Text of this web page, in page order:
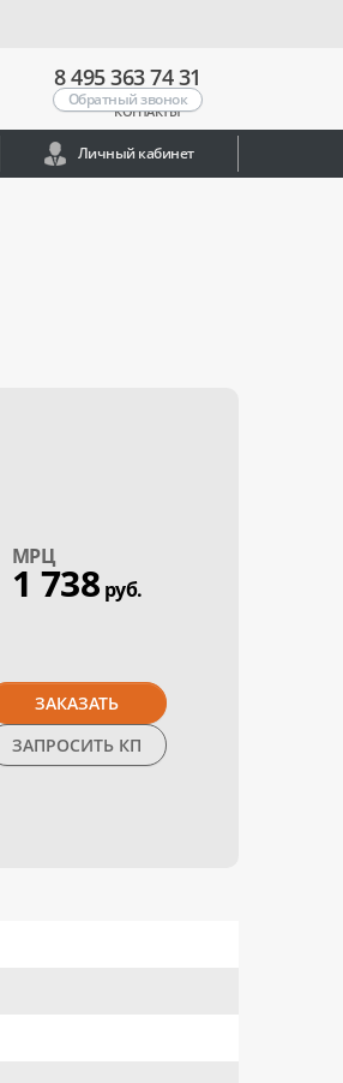
КОНТАКТЫ
8 495 363 74 31
Обратный звонок
Личный кабинет
МPЦ
1 738 руб.
ЗАКАЗАТЬ
ЗАПРОСИТЬ КП